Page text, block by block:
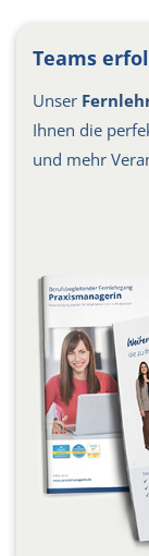
Teams
Unser
Ihnen die
und mehr